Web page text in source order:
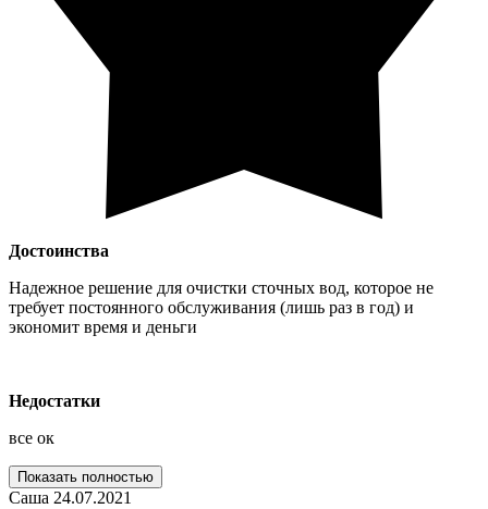
Достоинства
Надежное решение для очистки сточных вод, которое не
требует постоянного обслуживания (лишь раз в год) и
экономит время и деньги
Недостатки
все ок
Показать полностью
Саша 24.07.2021